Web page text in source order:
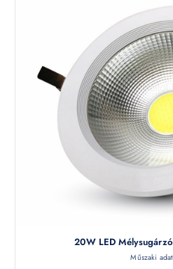
20W LED
Műszaki